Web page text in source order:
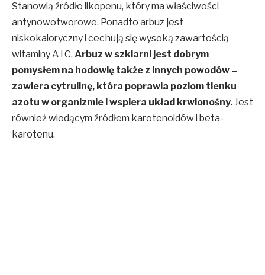
Stanowią źródło likopenu, który ma właściwości
antynowotworowe. Ponadto arbuz jest
niskokaloryczny i cechują się wysoką zawartością
witaminy A i C. Arbuz w szklarni jest dobrym
pomysłem na hodowlę także z innych powodów –
zawiera cytrulinę, która poprawia poziom tlenku
azotu w organizmie i wspiera układ krwionośny.Jest
również wiodącym źródłem karotenoidów i beta-
karotenu.